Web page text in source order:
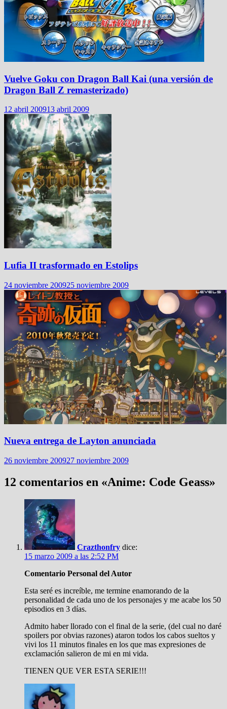
Vuelve Goku con Dragon Ball Kai (una versión de
Dragon Ball Z remasterizado)
12 abril 200913 abril 2009
Lufia II trasformado en Estolips
24 noviembre 200925 noviembre 2009
Nueva entrega de Layton anunciada
26 noviembre 200927 noviembre 2009
12 comentarios en «Anime: Code Geass»
Crazthonfry dice:
15 marzo 2009 a las 2:52 PM
Comentario Personal del Autor
Esta seré es increíble, me termine enamorando de la
personalidad de cada uno de los personajes y me acabe los 50
episodios en 3 días.
Admito haber llorado con el final de la serie, (del cual no daré
spoilers por obvias razones) ataron todos los cabos sueltos y
vivi los 11 minutos finales en los que mas expresiones de
exclamación salieron de mi en mi vida.
TIENEN QUE VER ESTA SERIE!!!